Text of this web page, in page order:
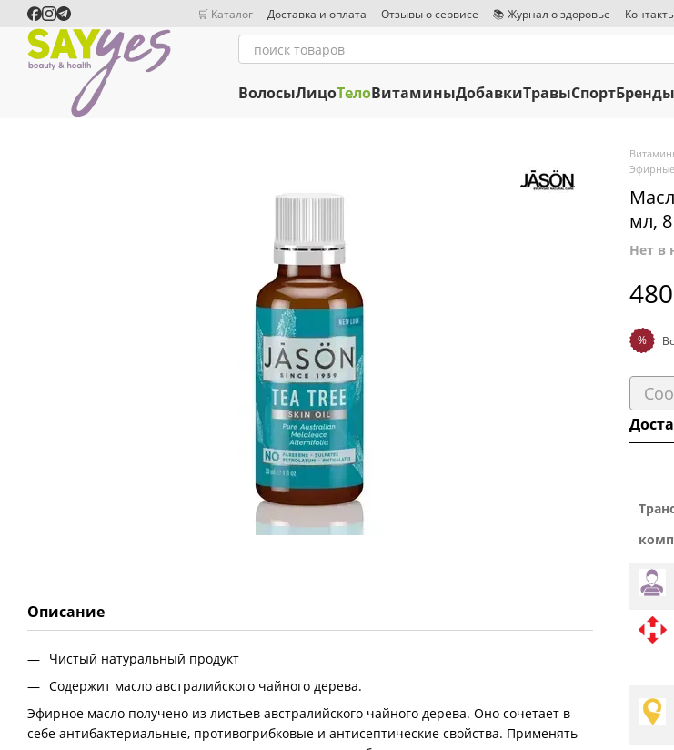
Перейти к основному контенту🛒 Каталог Доставка и оплата Отзывы о сервисе 📚 Журнал о здоровье
ВолосыЛицоТелоВитаминыДобавкиТравыСпортБренды
Описание
Чистый натуральный продукт
Содержит масло австралийского чайного дерева.
Эфирное масло получено из листьев австралийского чайного дерева. Оно сочетает в
себе антибактериальные, противогрибковые и антисептические свойства. Применять
Эфирные
мл,
Нет в
%